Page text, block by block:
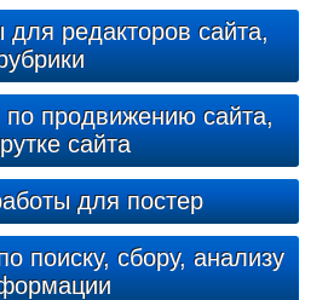
для редакторов сайта,
продвижению сайта,
сайта
для постер
поиску, сбору, анализу